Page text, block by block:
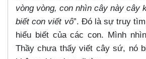
vòng vòng, con nhìn cây này cây
biết con viết vô”. Đó là sự truy
hiểu biết của các con. Mình
Thầy chưa thấy viết cây sứ, nó